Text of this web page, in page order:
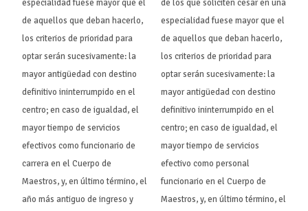
especialidad fuese mayor que el
de aquellos que deban hacerlo,
los criterios de prioridad para
optar serán sucesivamente: la
mayor antigüedad con destino
definitivo ininterrumpido en el
centro; en caso de igualdad, el
mayor tiempo de servicios
efectivos como funcionario de
carrera en el Cuerpo de
Maestros, y, en último término, el
año más antiguo de ingreso y
de los que soliciten cesar en una
especialidad fuese mayor que el
de aquellos que deban hacerlo,
los criterios de prioridad para
optar serán sucesivamente: la
mayor antigüedad con destino
definitivo ininterrumpido en el
centro; en caso de igualdad, el
mayor tiempo de servicios
efectivo como personal
funcionario en el Cuerpo de
Maestros, y, en último término, el